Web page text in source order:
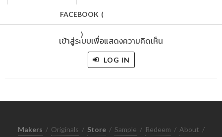
FACEBOOK (
)
เข้าสู่ระบบเพื่อแสดงความคิดเห็น
LOG IN
Makers / Originals / Store / Sample / Redeem / About /